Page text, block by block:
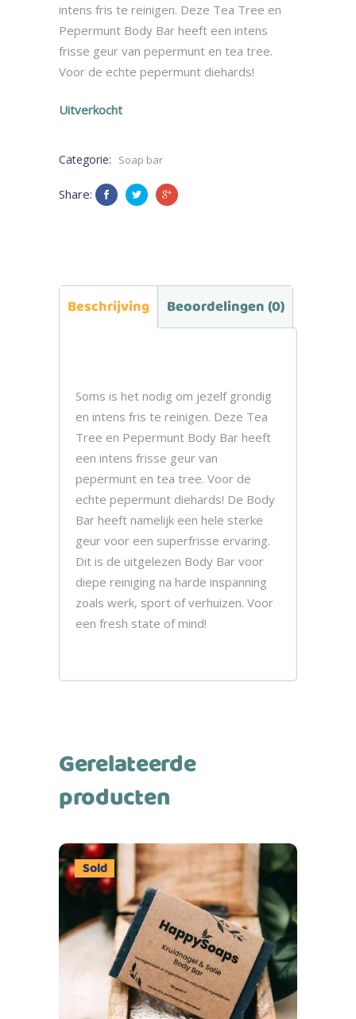
intens fris te reinigen. Deze Tea Tree en
Pepermunt Body Bar heeft een intens
frisse geur van pepermunt en tea tree.
Voor de echte pepermunt diehards!
Uitverkocht
Categorie: Soap bar
Share:
Beschrijving Beoordelingen (0)
Soms is het nodig om jezelf grondig
en intens fris te reinigen. Deze Tea
Tree en Pepermunt Body Bar heeft
een intens frisse geur van
pepermunt en tea tree. Voor de
echte pepermunt diehards! De Body
Bar heeft namelijk een hele sterke
geur voor een superfrisse ervaring.
Dit is de uitgelezen Body Bar voor
diepe reiniging na harde inspanning
zoals werk, sport of verhuizen. Voor
een fresh state of mind!
Gerelateerde
producten
Sold
Lees meer